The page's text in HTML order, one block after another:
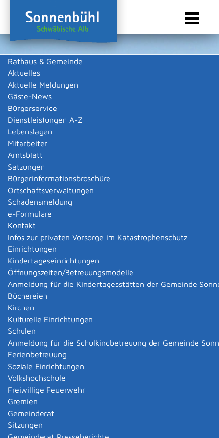
Rathaus & Gemeinde
Aktuelles
Aktuelle Meldungen
Gäste-News
Bürgerservice
Dienstleistungen A-Z
Lebenslagen
Mitarbeiter
Amtsblatt
Satzungen
Bürgerinformationsbroschüre
Ortschaftsverwaltungen
Schadensmeldung
e-Formulare
Kontakt
Infos zur privaten Vorsorge im Katastrophenschutz
Einrichtungen
Kindertageseinrichtungen
Öffnungszeiten/Betreuungsmodelle
Anmeldung für die Kindertagesstätten der Gemeinde
Büchereien
Kirchen
Kulturelle Einrichtungen
Schulen
Anmeldung für die Schulkindbetreuung der Gemeinde
Ferienbetreuung
Soziale Einrichtungen
Volkshochschule
Freiwillige Feuerwehr
Gremien
Gemeinderat
Sitzungen
Sie sind hier:
Gewerbeliste
Reiff Sicherheitstechnik GbR
Peter Reiff
Zurück
||